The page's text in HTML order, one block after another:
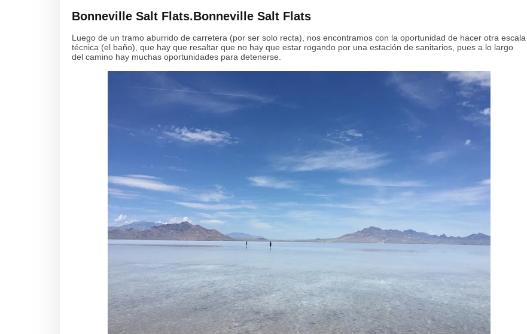
Bonneville Salt Flats.Bonneville Salt Flats
Luego de un tramo aburrido de carretera (por ser solo recta), nos encontramos con la oportunidad de hacer otra escala
técnica (el baño), que hay que resaltar que no hay que estar rogando por una estación de sanitarios, pues a lo largo
del camino hay muchas oportunidades para detenerse.